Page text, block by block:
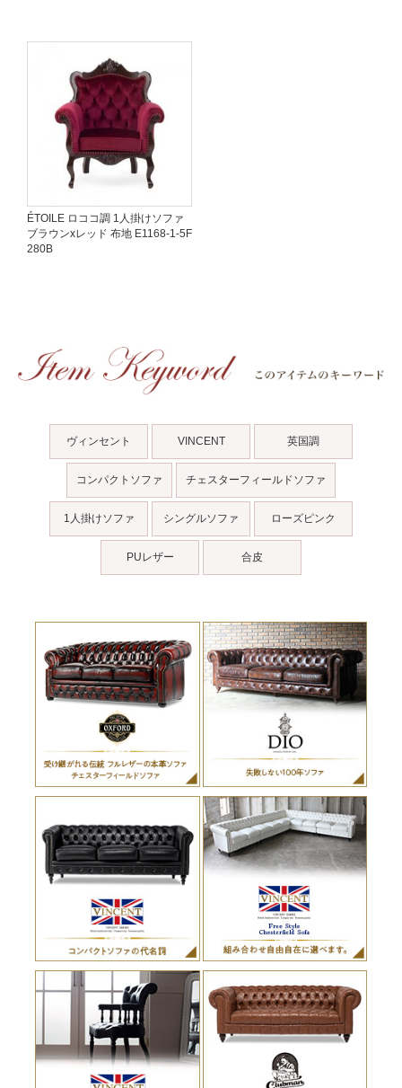
ÉTOILE ロココ調 1人掛けソファ
ブラウンxレッド 布地 E1168-1-5F
280B
ヴィンセント VINCENT 英国調
コンパクトソファ チェスターフィールドソファ
1人掛けソファ シングルソファ ローズピンク
PUレザー 合皮